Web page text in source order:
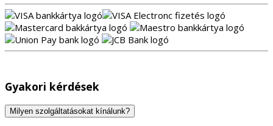
Gyakori kérdések
Milyen szolgáltatásokat kínálunk?